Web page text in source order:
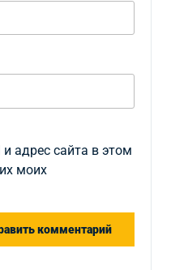
адрес сайта в этом
моих